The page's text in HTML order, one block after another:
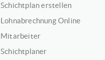
Schichtplan erstellen
Lohnabrechnung Online
Mitarbeiter
Schichtplaner